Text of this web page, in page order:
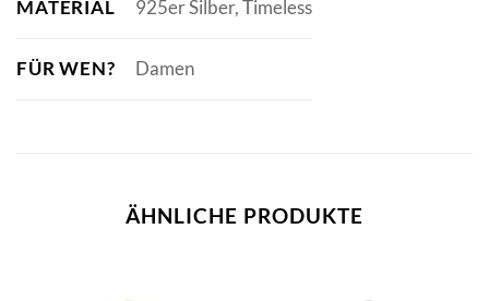
MATERIAL 925er Silber, Timeless
FÜR WEN? Damen
ÄHNLICHE PRODUKTE